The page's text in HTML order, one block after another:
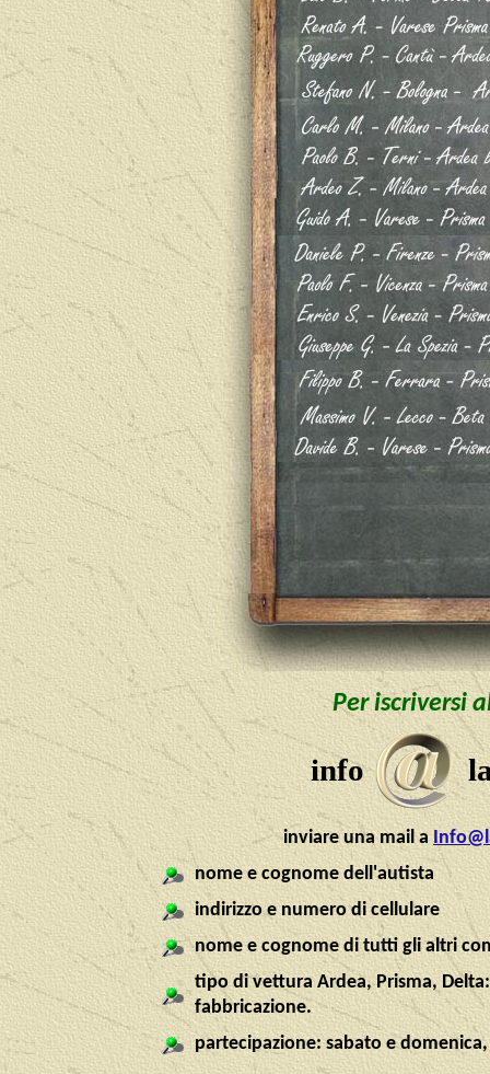
Per iscriversi
info
inviare una mail a
nome e cognome dell'autista
indirizzo e numero di cellulare
nome e cognome di tutti gli altri
tipo di vettura Ardea, Prisma,
fabbricazione.
partecipazione: sabato e